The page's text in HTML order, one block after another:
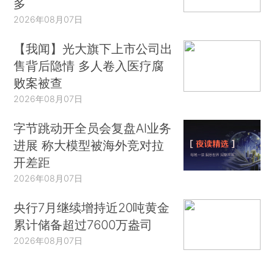
多
2026年08月07日
【我闻】光大旗下上市公司出
售背后隐情 多人卷入医疗腐
败案被查
2026年08月07日
字节跳动开全员会复盘AI业务
进展 称大模型被海外竞对拉
开差距
2026年08月07日
央行7月继续增持近20吨黄金
累计储备超过7600万盎司
2026年08月07日